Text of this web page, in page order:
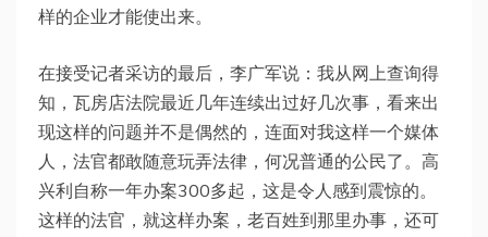
样的企业才能使出来。
在接受记者采访的最后，李广军说：我从网上查询得
知，瓦房店法院最近几年连续出过好几次事，看来出
现这样的问题并不是偶然的，连面对我这样一个媒体
人，法官都敢随意玩弄法律，何况普通的公民了。高
兴利自称一年办案300多起，这是令人感到震惊的。
这样的法官，就这样办案，老百姓到那里办事，还可